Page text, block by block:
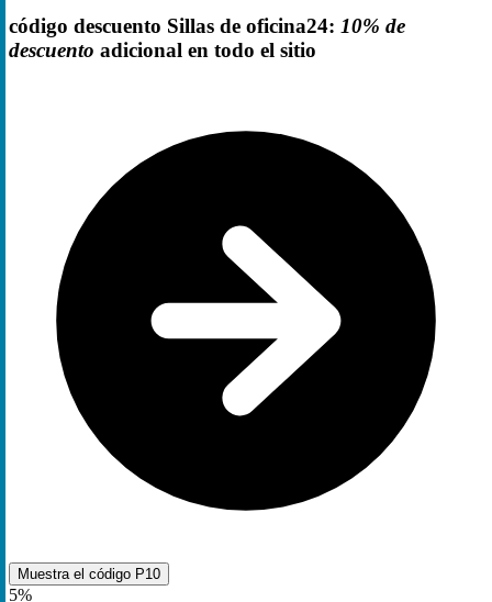
código descuento Sillas de oficina24: 10% de
descuento adicional en todo el sitio
Muestra el código P10
5%